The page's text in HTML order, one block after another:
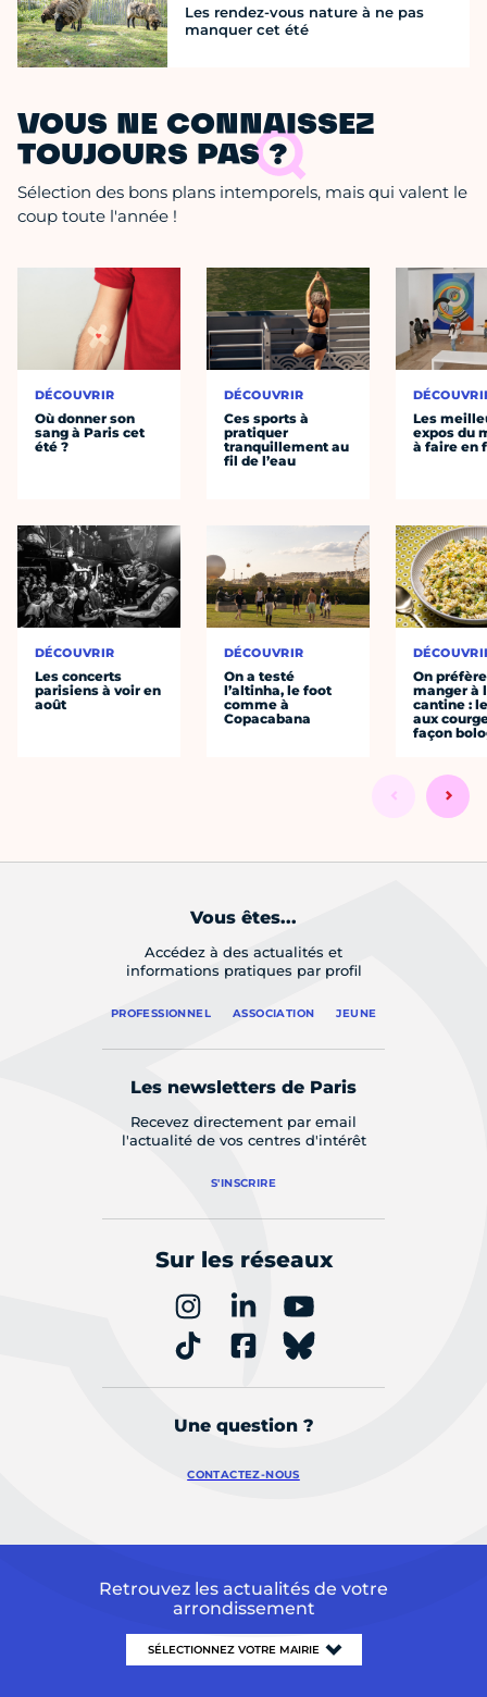
Les rendez-vous nature à ne pas
manquer cet été
VOUS NE CONNAISSEZ
TOUJOURS PAS ?
Sélection des bons plans intemporels, mais qui valent le
coup toute l'année !
DÉCOUVRIR
Où donner son
sang à Paris cet
été ?
DÉCOUVRIR
Les concerts
parisiens à voir en
août
DÉCOUVRIR
Ces sports à
pratiquer
tranquillement au
fil de l’eau
DÉCOUVRIR
On a testé
l’altinha, le foot
comme à
Copacabana
Les
expos du
à faire en
On préfère
manger à
cantine :
aux
façon
Vous êtes...
Accédez à des actualités et
informations pratiques par profil
PROFESSIONNEL ASSOCIATION JEUNE
Les newsletters de Paris
Recevez directement par email
l'actualité de vos centres d'intérêt
S'INSCRIRE
Sur les réseaux
Une question ?
CONTACTEZ-NOUS
Retrouvez les actualités de votre
arrondissement